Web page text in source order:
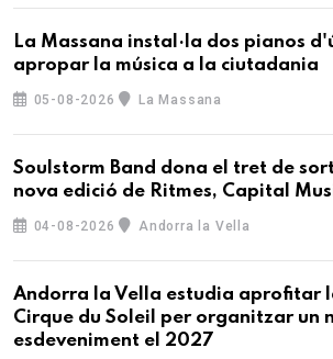
La Massana instal·la dos pianos
apropar la música a la ciutadania
05-08-2026 La Massana
Soulstorm Band dona el tret de
nova edició de Ritmes, Capital
04-08-2026 Andorra la Vella
Andorra la Vella estudia aprofitar
Cirque du Soleil per organitzar un
esdeveniment el 2027